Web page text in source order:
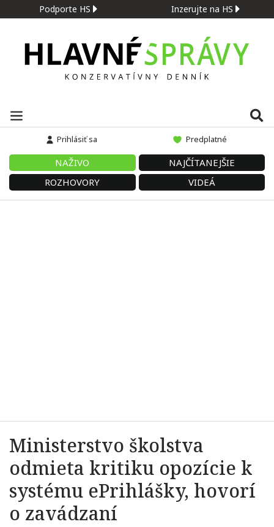
Podporte HS Inzerujte na HS
Prihlásiť sa Predplatné
NAŽIVO
NAJČÍTANEJŠIE
ROZHOVORY
VIDEÁ
Ministerstvo školstva
odmieta kritiku opozície k
systému ePrihlášky, hovorí
o zavádzaní